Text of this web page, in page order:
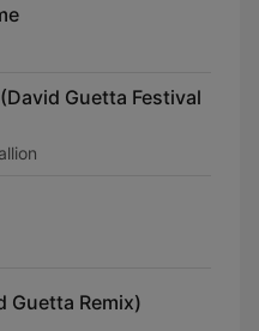
Guetta Festival
Guetta Remix)